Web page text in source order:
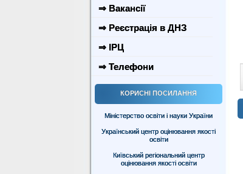
⇒ Вакансії
⇒ Реєстрація в ДНЗ
⇒ ІРЦ
⇒ Телефони
КОРИСНІ ПОСИЛАННЯ
Міністерство освіти і науки України
Український центр оцінювання якості
освіти
Київський регіональний центр
оцінювання якості освіти